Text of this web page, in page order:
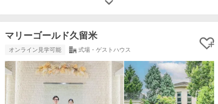
マリーゴールド久留米
オンライン見学可能 式場・ゲストハウス